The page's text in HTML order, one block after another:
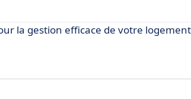
la gestion efficace de votre